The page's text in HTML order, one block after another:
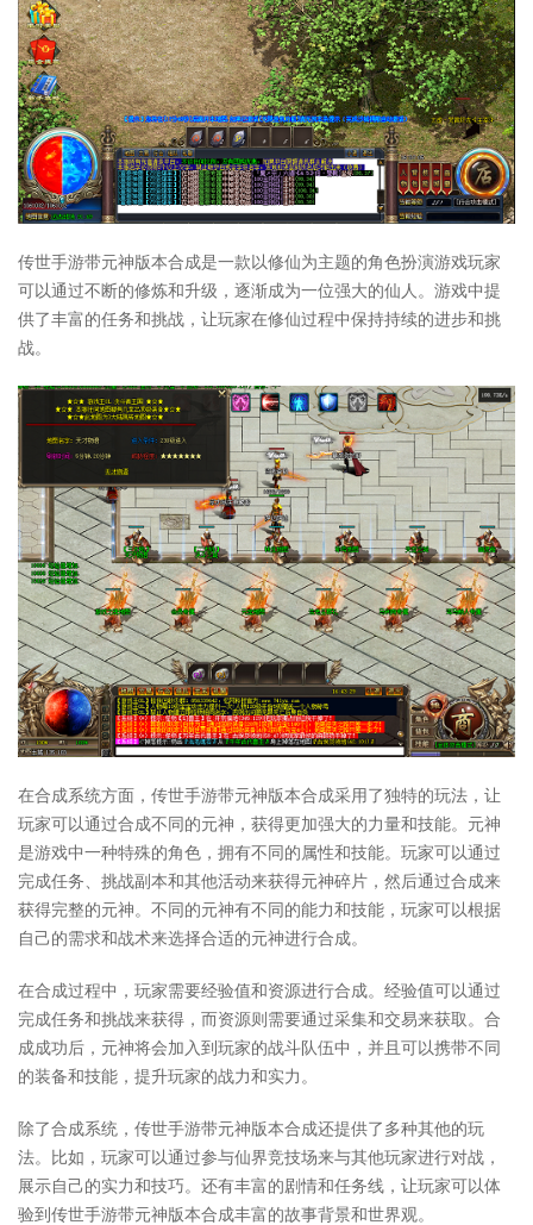
传世手游带元神版本合成是一款以修仙为主题的角色扮演游戏玩家
可以通过不断的修炼和升级，逐渐成为一位强大的仙人。游戏中提
供了丰富的任务和挑战，让玩家在修仙过程中保持持续的进步和挑
战。
在合成系统方面，传世手游带元神版本合成采用了独特的玩法，让
玩家可以通过合成不同的元神，获得更加强大的力量和技能。元神
是游戏中一种特殊的角色，拥有不同的属性和技能。玩家可以通过
完成任务、挑战副本和其他活动来获得元神碎片，然后通过合成来
获得完整的元神。不同的元神有不同的能力和技能，玩家可以根据
自己的需求和战术来选择合适的元神进行合成。
在合成过程中，玩家需要经验值和资源进行合成。经验值可以通过
完成任务和挑战来获得，而资源则需要通过采集和交易来获取。合
成成功后，元神将会加入到玩家的战斗队伍中，并且可以携带不同
的装备和技能，提升玩家的战力和实力。
除了合成系统，传世手游带元神版本合成还提供了多种其他的玩
法。比如，玩家可以通过参与仙界竞技场来与其他玩家进行对战，
展示自己的实力和技巧。还有丰富的剧情和任务线，让玩家可以体
验到传世手游带元神版本合成丰富的故事背景和世界观。